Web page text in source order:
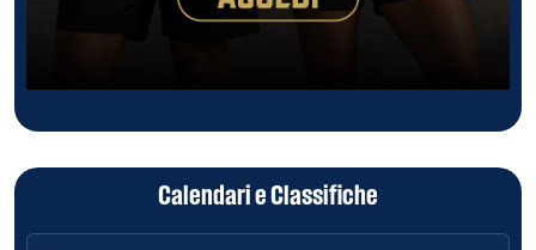
Calendari e Classifiche